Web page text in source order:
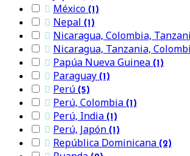
 México (1)
 Nepal (1)
 Nicaragua, Colombia,
 Nicaragua, Tanzania,
 Papúa Nueva Guinea (1)
 Paraguay (1)
 Perú (5)
 Perú, Colombia (1)
 Perú, India (1)
 Perú, Japón (1)
 República Dominicana (2)